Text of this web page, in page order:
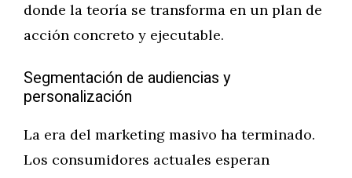
donde la teoría se transforma en un plan de
acción concreto y ejecutable.
Segmentación de audiencias y
personalización
La era del marketing masivo ha terminado.
Los consumidores actuales esperan